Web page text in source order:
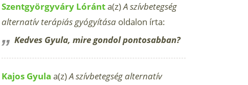
Szentgyörgyváry Lóránta(z)A szívbetegség
alternatív terápiás gyógyítása oldalon írta:
Kedves Gyula, mire gondol pontosabban?
Kajos Gyula a(z)A szívbetegség alternatív